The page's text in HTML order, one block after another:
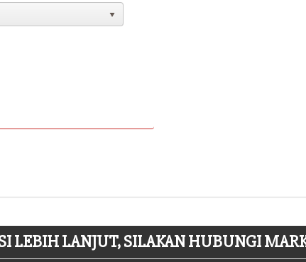
LEBIH LANJUT, SILAKAN HUBUNGI